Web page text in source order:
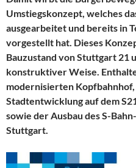
Umstiegskonzept, welches
ausgearbeitet und bereits in
vorgestellt hat. Dieses
Bauzustand von Stuttgart 21
konstruktiver Weise.
modernisierten
Stadtentwicklung auf dem
sowie der Ausbau des S-
Stuttgart.